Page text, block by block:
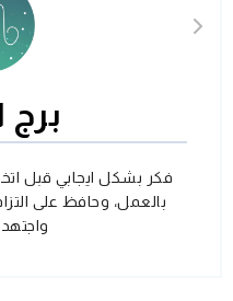
برج
فكر بشكل ايجابي قبل
بالعمل، وحافظ على